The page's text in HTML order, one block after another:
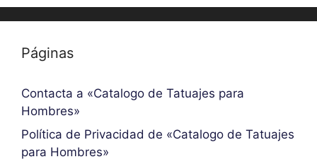
Páginas
Contacta a «Catalogo de Tatuajes para
Hombres»
Política de Privacidad de «Catalogo de Tatuajes
para Hombres»